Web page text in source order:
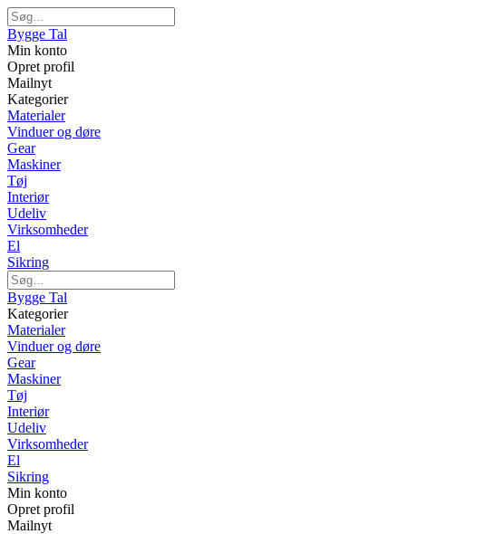
Bygge Tal
Min konto
Opret profil
Mailnyt
Kategorier
Materialer
Vinduer og døre
Gear
Maskiner
Tøj
Interiør
Udeliv
Virksomheder
El
Sikring
Bygge Tal
Kategorier
Materialer
Vinduer og døre
Gear
Maskiner
Tøj
Interiør
Udeliv
Virksomheder
El
Sikring
Min konto
Opret profil
Mailnyt